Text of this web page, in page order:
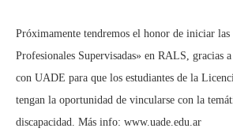
Próximamente tendremos el honor de iniciar las
Profesionales Supervisadas» en RALS, gracias
con UADE para que los estudiantes de la
tengan la oportunidad de vincularse con la
discapacidad. Más info: www.uade.edu.ar